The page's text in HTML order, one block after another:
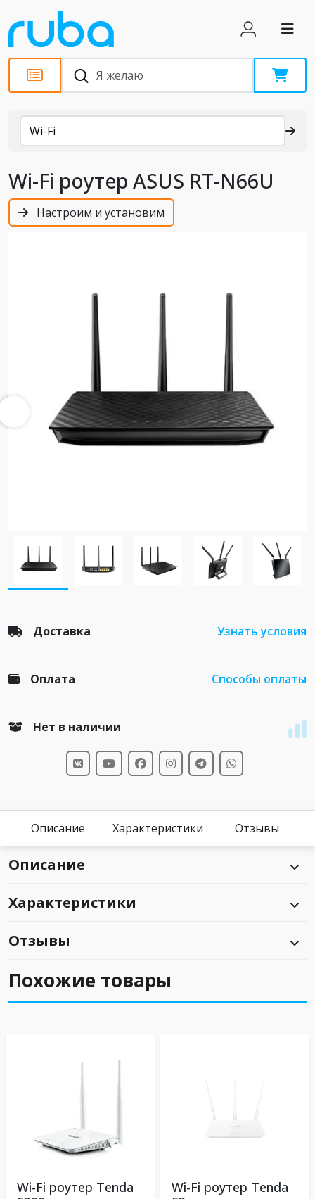
Каталог
Wi-Fi
Wi-Fi роутер ASUS RT-N66U
Настроим и установим
Доставка Узнать условия
Оплата Способы оплаты
Нет в наличии
Описание Характеристики Отзывы
Описание
Характеристики
Отзывы
Похожие товары
Wi-Fi роутер Tenda
Wi-Fi роутер Tenda